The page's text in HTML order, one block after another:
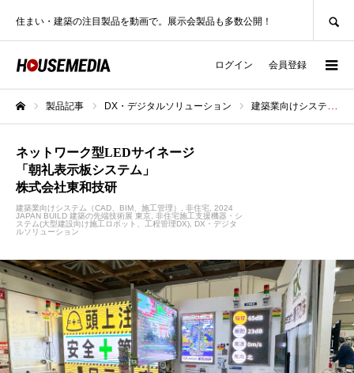
住まい・建築の注目製品を動画で。展示会製品も多数公開！
ログイン 会員登録
製品記事 DX・デジタルソリューション 建築業向けシステム（CAD、BIM、施工管理）
ネットワーク型LEDサイネージ
「朝礼表示板システム」
株式会社東和技研
建築業向けシステム（CAD、BIM、施工管理） 非住宅
2024
JAPAN BUILD 建築の先端技術展 東京 非住宅施工支援機器・シ
ステム(大型建設向け施工ロボット、工程管理DX)
DX・デジタ
ルソリューション